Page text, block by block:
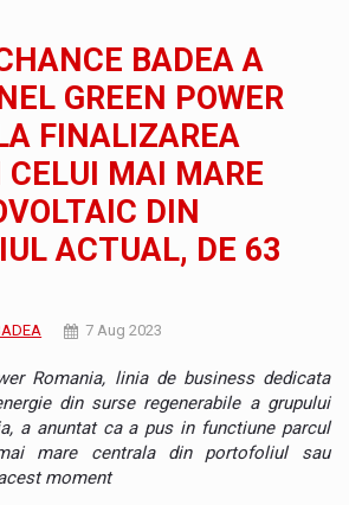
BADEA A
GREEN POWER
FINALIZAREA
MAI MARE
DIN
ACTUAL, DE 63
7 Aug 2023
Romania, linia de business dedicata
din surse regenerabile a grupului
a anuntat ca a pus in functiune parcul
mare centrala din portofoliul sau
moment